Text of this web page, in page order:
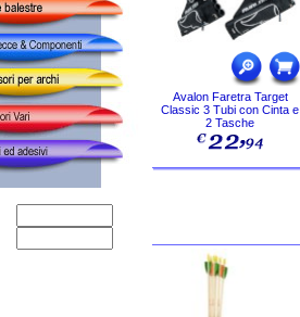
Avalon Faretra Target
Classic 3 Tubi con Cinta e
2 Tasche